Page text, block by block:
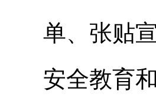
单、张贴
安全教育